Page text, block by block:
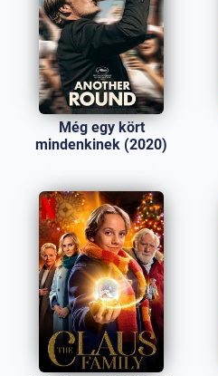
Még egy kört
mindenkinek (2020)